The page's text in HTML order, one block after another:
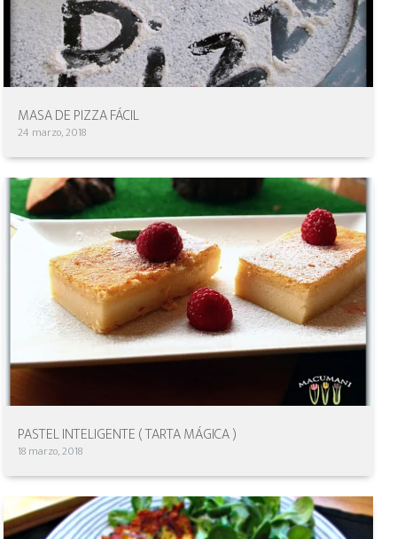
MASA DE PIZZA FÁCIL
24 marzo, 2018
PASTEL INTELIGENTE ( TARTA MÁGICA )
18 marzo, 2018